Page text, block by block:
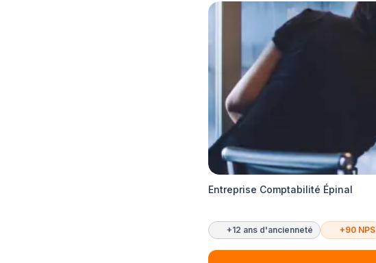
Entreprise Comptabilité Épinal
+12 ans d'ancienneté +90 NPS